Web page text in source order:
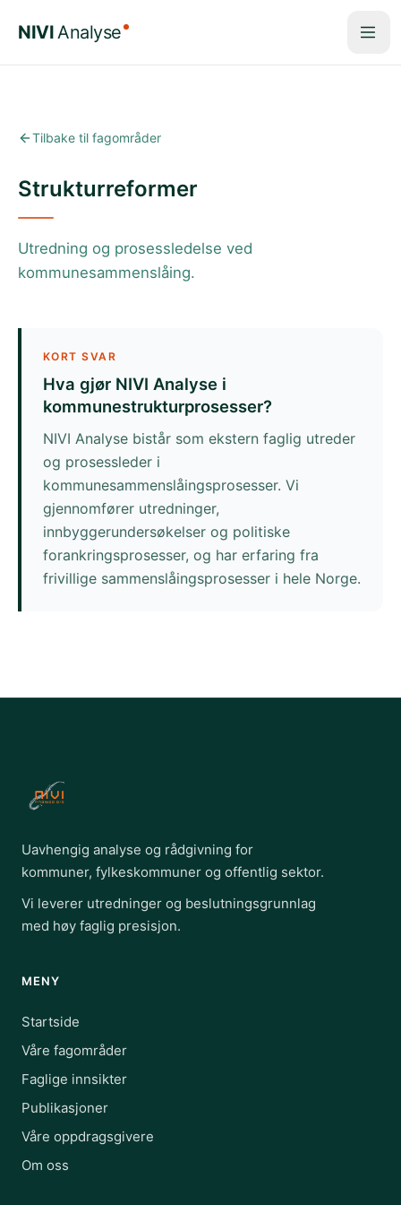
NIVIAnalyse
Tilbake til fagområder
Strukturreformer
Utredning og prosessledelse ved
kommunesammenslåing.
KORT SVAR
Hva gjør NIVI Analyse i
kommunestrukturprosesser?
NIVI Analyse bistår som ekstern faglig utreder
og prosessleder i
kommunesammenslåingsprosesser. Vi
gjennomfører utredninger,
innbyggerundersøkelser og politiske
forankringsprosesser, og har erfaring fra
frivillige sammenslåingsprosesser i hele Norge.
Uavhengig analyse og rådgivning for
kommuner, fylkeskommuner og offentlig sektor.
Vi leverer utredninger og beslutningsgrunnlag
med høy faglig presisjon.
MENY
Startside
Våre fagområder
Faglige innsikter
Publikasjoner
Våre oppdragsgivere
Om oss